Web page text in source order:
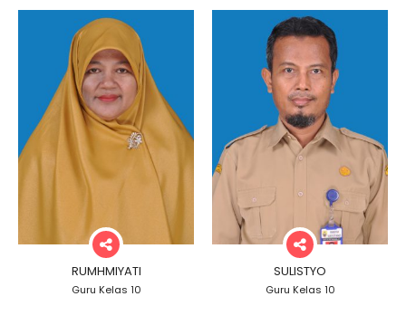
RUMHMIYATI
Guru Kelas 10
SULISTYO
Guru Kelas 10